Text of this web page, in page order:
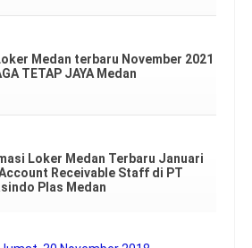
Medan terbaru November 2021
TETAP JAYA Medan
Loker Medan Terbaru Januari
Receivable Staff di PT
Plas Medan